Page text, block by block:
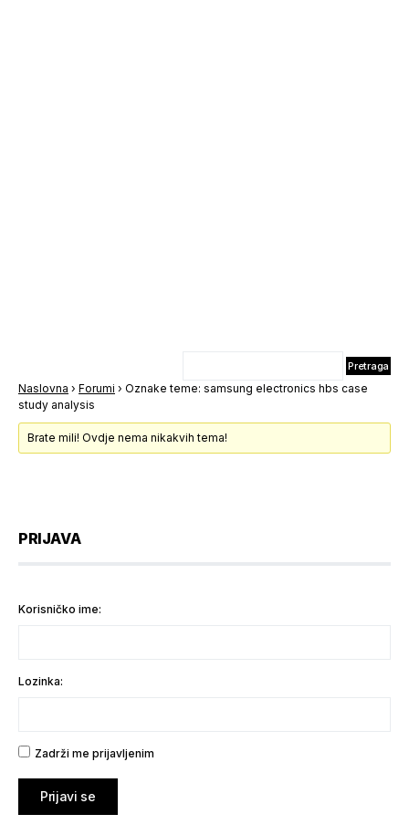
Naslovna › Forumi › Oznake teme: samsung electronics hbs case
study analysis
Brate mili! Ovdje nema nikakvih tema!
PRIJAVA
Korisničko ime:
Lozinka:
Zadrži me prijavljenim
Prijavi se